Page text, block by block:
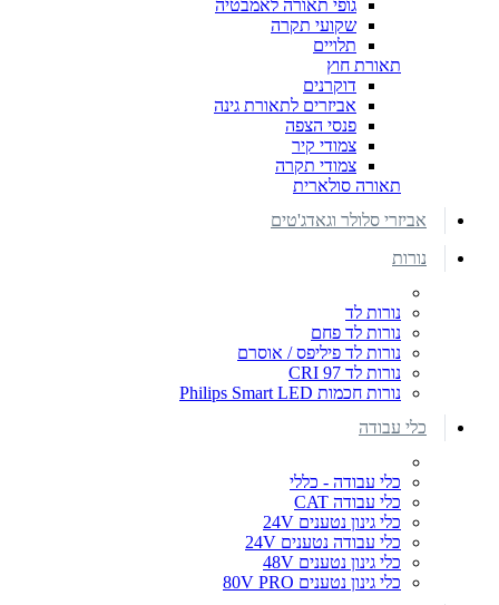
גופי תאורה לאמבטיה
שקועי תקרה
תלויים
תאורת חוץ
דוקרנים
אביזרים לתאורת גינה
פנסי הצפה
צמודי קיר
צמודי תקרה
תאורה סולארית
אביזרי סלולר וגאדג'טים
נורות
נורות לד
נורות לד פחם
נורות לד פיליפס / אוסרם
נורות לד CRI 97
נורות חכמות Philips Smart LED
כלי עבודה
כלי עבודה - כללי
כלי עבודה CAT
כלי גינון נטענים 24V
כלי עבודה נטענים 24V
כלי גינון נטענים 48V
כלי גינון נטענים 80V PRO